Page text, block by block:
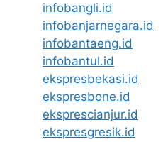
infobangli.id
infobanjarnegara.id
infobantaeng.id
infobantul.id
ekspresbekasi.id
ekspresbone.id
eksprescianjur.id
ekspresgresik.id